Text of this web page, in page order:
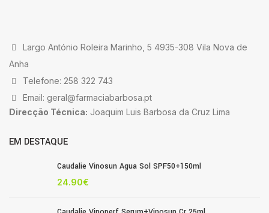
Largo António Roleira Marinho, 5 4935-308 Vila Nova de
Anha
Telefone: 258 322 743
Email: geral@farmaciabarbosa.pt
Direcção Técnica: Joaquim Luis Barbosa da Cruz Lima
EM DESTAQUE
Caudalie Vinosun Agua Sol SPF50+150ml
24.90€